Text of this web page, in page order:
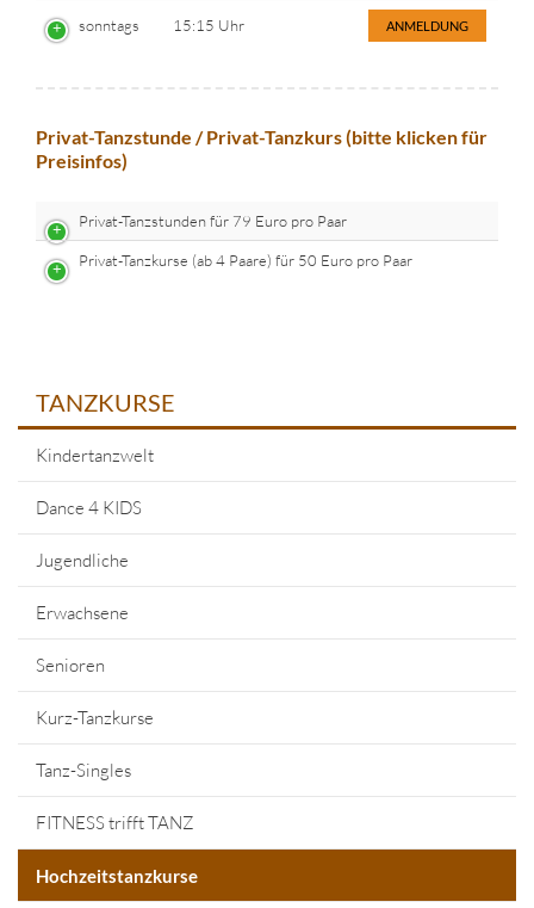
sonntags 15:15 Uhr ANMELDUNG
Privat-Tanzstunde / Privat-Tanzkurs (bitte klicken für
Preisinfos)
Privat-Tanzstunden für 79 Euro pro Paar
Privat-Tanzkurse (ab 4 Paare) für 50 Euro pro Paar
TANZKURSE
Kindertanzwelt
Dance 4 KIDS
Jugendliche
Erwachsene
Senioren
Kurz-Tanzkurse
Tanz-Singles
FITNESS trifft TANZ
Hochzeitstanzkurse